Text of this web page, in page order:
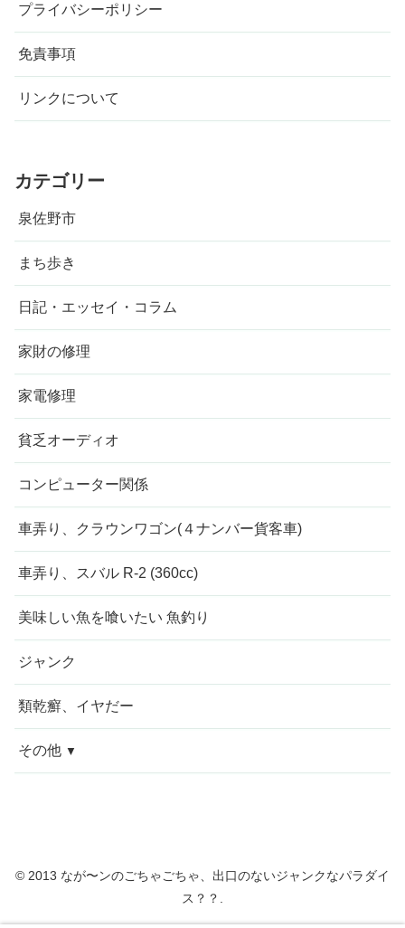
プライバシーポリシー
免責事項
リンクについて
カテゴリー
泉佐野市
まち歩き
日記・エッセイ・コラム
家財の修理
家電修理
貧乏オーディオ
コンピューター関係
車弄り、クラウンワゴン(４ナンバー貨客車)
車弄り、スバル R-2 (360cc)
美味しい魚を喰いたい 魚釣り
ジャンク
類乾癬、イヤだー
その他
自転車修理
© 2013 なが〜ンのごちゃごちゃ、出口のないジャンクなパラダイ
ス？？.